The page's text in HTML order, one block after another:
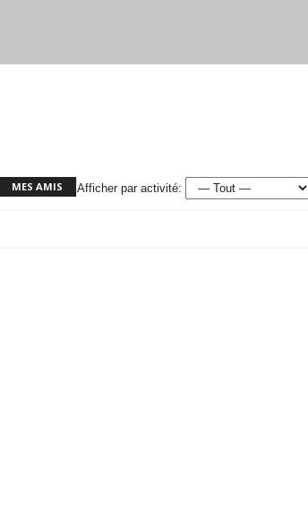
MES AMIS Afficher par activité: